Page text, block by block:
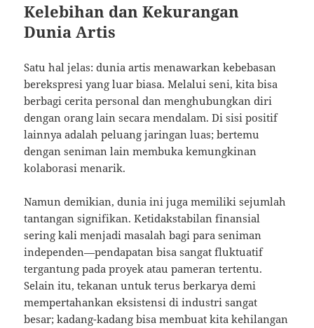
Kelebihan dan Kekurangan
Dunia Artis
Satu hal jelas: dunia artis menawarkan kebebasan
berekspresi yang luar biasa. Melalui seni, kita bisa
berbagi cerita personal dan menghubungkan diri
dengan orang lain secara mendalam. Di sisi positif
lainnya adalah peluang jaringan luas; bertemu
dengan seniman lain membuka kemungkinan
kolaborasi menarik.
Namun demikian, dunia ini juga memiliki sejumlah
tantangan signifikan. Ketidakstabilan finansial
sering kali menjadi masalah bagi para seniman
independen—pendapatan bisa sangat fluktuatif
tergantung pada proyek atau pameran tertentu.
Selain itu, tekanan untuk terus berkarya demi
mempertahankan eksistensi di industri sangat
besar; kadang-kadang bisa membuat kita kehilangan